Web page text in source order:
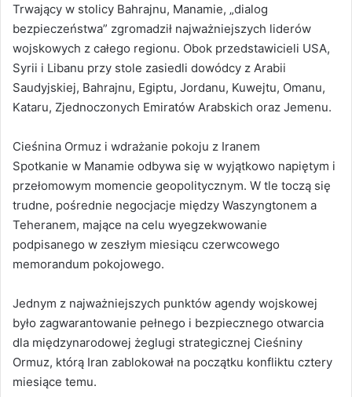
Trwający w stolicy Bahrajnu, Manamie, „dialog
bezpieczeństwa” zgromadził najważniejszych liderów
wojskowych z całego regionu. Obok przedstawicieli USA,
Syrii i Libanu przy stole zasiedli dowódcy z Arabii
Saudyjskiej, Bahrajnu, Egiptu, Jordanu, Kuwejtu, Omanu,
Kataru, Zjednoczonych Emiratów Arabskich oraz Jemenu.
Cieśnina Ormuz i wdrażanie pokoju z Iranem
Spotkanie w Manamie odbywa się w wyjątkowo napiętym i
przełomowym momencie geopolitycznym. W tle toczą się
trudne, pośrednie negocjacje między Waszyngtonem a
Teheranem, mające na celu wyegzekwowanie
podpisanego w zeszłym miesiącu czerwcowego
memorandum pokojowego.
Jednym z najważniejszych punktów agendy wojskowej
było zagwarantowanie pełnego i bezpiecznego otwarcia
dla międzynarodowej żeglugi strategicznej Cieśniny
Ormuz, którą Iran zablokował na początku konfliktu cztery
miesiące temu.